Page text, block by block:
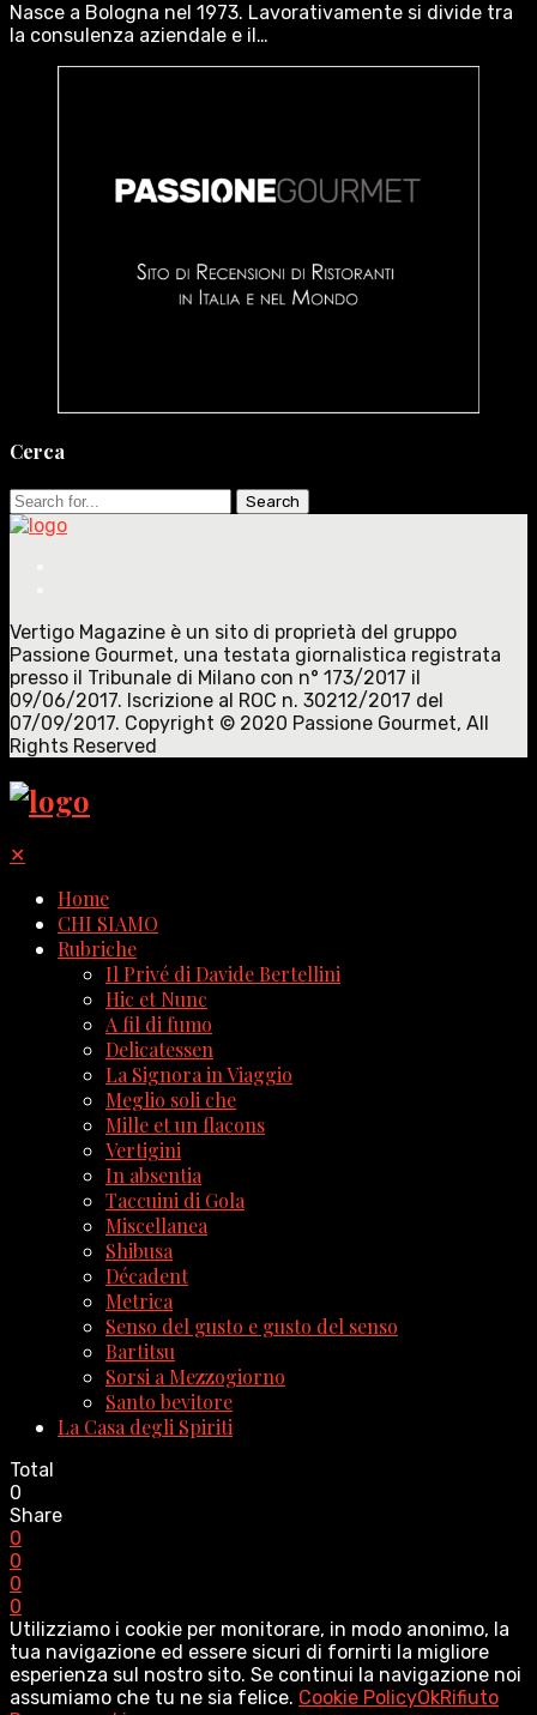
Nasce a Bologna nel 1973. Lavorativamente si divide tra
la consulenza aziendale e il…
Cerca
Search
for:
Vertigo Magazine è un sito di proprietà del gruppo
Passione Gourmet, una testata giornalistica registrata
presso il Tribunale di Milano con n° 173/2017 il
09/06/2017. Iscrizione al ROC n. 30212/2017 del
07/09/2017. Copyright © 2020 Passione Gourmet, All
Rights Reserved
✕
Home
CHI SIAMO
Rubriche
Il Privé di Davide Bertellini
Hic et Nunc
A fil di fumo
Delicatessen
La Signora in Viaggio
Meglio soli che
Mille et un flacons
Vertigini
In absentia
Taccuini di Gola
Miscellanea
Shibusa
Décadent
Metrica
Senso del gusto e gusto del senso
Bartitsu
Sorsi a Mezzogiorno
Santo bevitore
La Casa degli Spiriti
Total
0
Share
0
0
0
0
Utilizziamo i cookie per monitorare, in modo anonimo, la
tua navigazione ed essere sicuri di fornirti la migliore
esperienza sul nostro sito. Se continui la navigazione noi
assumiamo che tu ne sia felice. Cookie PolicyOkRifiuto